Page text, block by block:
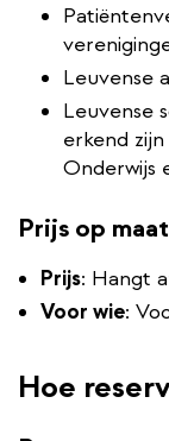
Leuvense
Leuvense
erkend
Onderwijs
Prijs op maat
Prijs: Hangt
Voor wie:
Hoe